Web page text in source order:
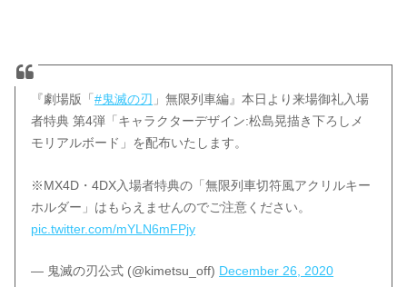
『劇場版「#鬼滅の刃 」無限列車編』本日より来場御礼入場
者特典 第4弾「キャラクターデザイン:松島晃描き下ろしメ
モリアルボード」を配布いたします。
※MX4D・4DX入場者特典の「無限列車切符風アクリルキー
ホルダー」はもらえませんのでご注意ください。
pic.twitter.com/mYLN6mFPjy
— 鬼滅の刃公式 (@kimetsu_off) December 26, 2020